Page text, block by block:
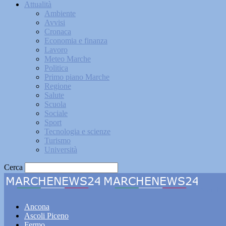
Attualità
Ambiente
Avvisi
Cronaca
Economia e finanza
Lavoro
Meteo Marche
Politica
Primo piano Marche
Regione
Salute
Scuola
Sociale
Sport
Tecnologia e scienze
Turismo
Università
Cerca
Ancona
Ascoli Piceno